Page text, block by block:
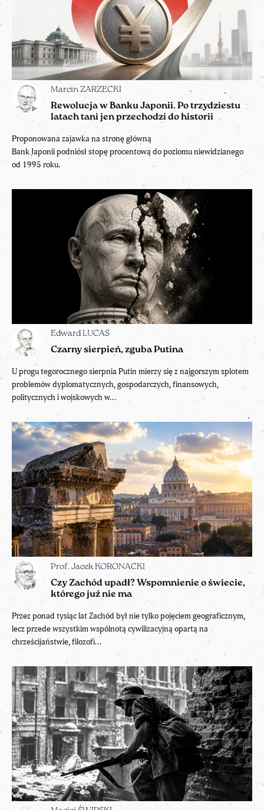
Marcin ZARZECKI
Rewolucja w Banku Japonii. Po trzydziestu
latach tani jen przechodzi do historii
Proponowana zajawka na stronę główną
Bank Japonii podniósł stopę procentową do poziomu niewidzianego
od 1995 roku.
Edward LUCAS
Czarny sierpień, zguba Putina
U progu tegorocznego sierpnia Putin mierzy się z najgorszym splotem
problemów dyplomatycznych, gospodarczych, finansowych,
politycznych i wojskowych w...
Prof. Jacek KORONACKI
Czy Zachód upadł? Wspomnienie o świecie,
którego już nie ma
Przez ponad tysiąc lat Zachód był nie tylko pojęciem geograficznym,
lecz przede wszystkim wspólnotą cywilizacyjną opartą na
chrześcijaństwie, filozofi...